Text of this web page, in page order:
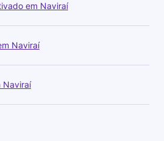
em Naviraí
Naviraí
Naviraí